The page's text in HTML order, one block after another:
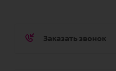
Заказать звонок